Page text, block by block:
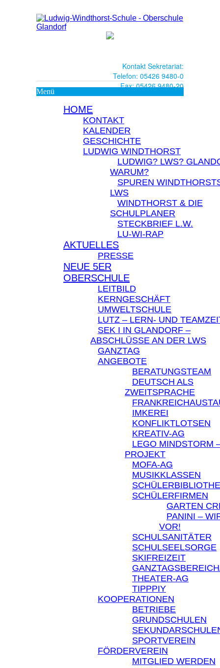
Kontakt Sekretariat:
Telefon: 05426 9480-0
Fax: 05426 9480-20
Menü
HOME
KONTAKT
KALENDER
GESCHICHTE
LUDWIG WINDTHORST
LUDWIG? LWS?
WARUM?
SPUREN
LWS
WINDTHORST & DIE
SCHULPLANER
STECKBRIEF L.W.
LU-WI-RAP
AKTUELLES
PRESSE
NEUE 5ER
OBERSCHULE
LEITBILD
KERNGESCHÄFT
UMWELTSCHULE
LUTZ – LERN- UND
SEK I IN GLANDORF –
ABSCHLÜSSE AN DER LWS
GANZTAG
ANGEBOTE
BERATUNGSTEAM
DEUTSCH ALS
ZWEITSPRACHE
IMKEREI
KONFLIKTLOTSEN
KREATIV-AG
LEGO MINDSTORM
PROJEKT
MOFA-AG
MUSIKKLASSEN
SCHÜLERFIRMEN
GARTEN
PANINI –
VOR!
SCHULSANITÄTER
SCHULSEELSORGE
SKIFREIZEIT
THEATER-AG
TIPPPIY
KOOPERATIONEN
BETRIEBE
GRUNDSCHULEN
SPORTVEREIN
FÖRDERVEREIN
MITGLIED WERDEN